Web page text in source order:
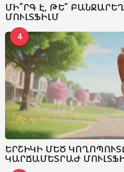
ՄԻ՞ՐԳ Է, ԹԵ՞
ՄՈՒԼՏՖԻԼՄ
4
ԵՐՇԻԿԻ ՄԵԾ
ԿԱՐՃԱՄԵՏՐԱԺ